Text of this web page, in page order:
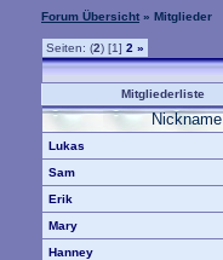
Forum Übersicht » Mitglieder
Seiten: (2) [1] 2 »
Mitgliederliste
Nickname
Lukas
Sam
Erik
Mary
Hanney